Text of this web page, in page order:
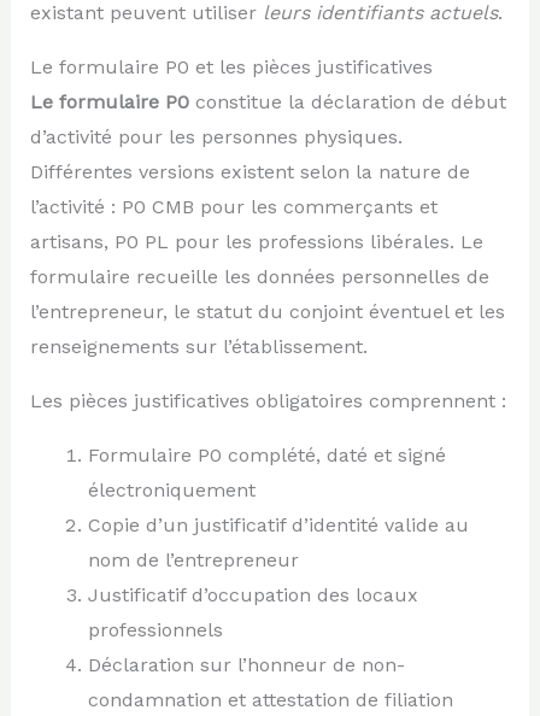
existant peuvent utiliser leurs identifiants actuels.
Le formulaire P0 et les pièces justificatives
Le formulaire P0constitue la déclaration de début
d’activité pour les personnes physiques.
Différentes versions existent selon la nature de
l’activité : P0 CMB pour les commerçants et
artisans, P0 PL pour les professions libérales. Le
formulaire recueille les données personnelles de
l’entrepreneur, le statut du conjoint éventuel et les
renseignements sur l’établissement.
Les pièces justificatives obligatoires comprennent :
Formulaire P0 complété, daté et signé
électroniquement
Copie d’un justificatif d’identité valide au
nom de l’entrepreneur
Justificatif d’occupation des locaux
professionnels
Déclaration sur l’honneur de non-
condamnation et attestation de filiation